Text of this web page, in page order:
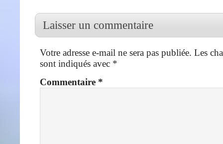
Laisser un commentaire
Votre adresse e-mail ne sera pas publiée. Les
sont indiqués avec *
Commentaire *